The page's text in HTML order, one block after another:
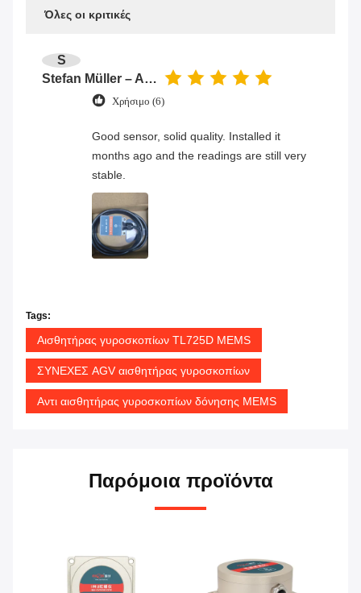
Όλες οι κριτικές
S
Stefan Müller – Automation Engineer
Χρήσιμο (6)
Good sensor, solid quality. Installed it
months ago and the readings are still very
stable.
Tags:
Αισθητήρας γυροσκοπίων TL725D MEMS
ΣΥΝΕΧΕΣ AGV αισθητήρας γυροσκοπίων
Αντι αισθητήρας γυροσκοπίων δόνησης MEMS
Παρόμοια προϊόντα